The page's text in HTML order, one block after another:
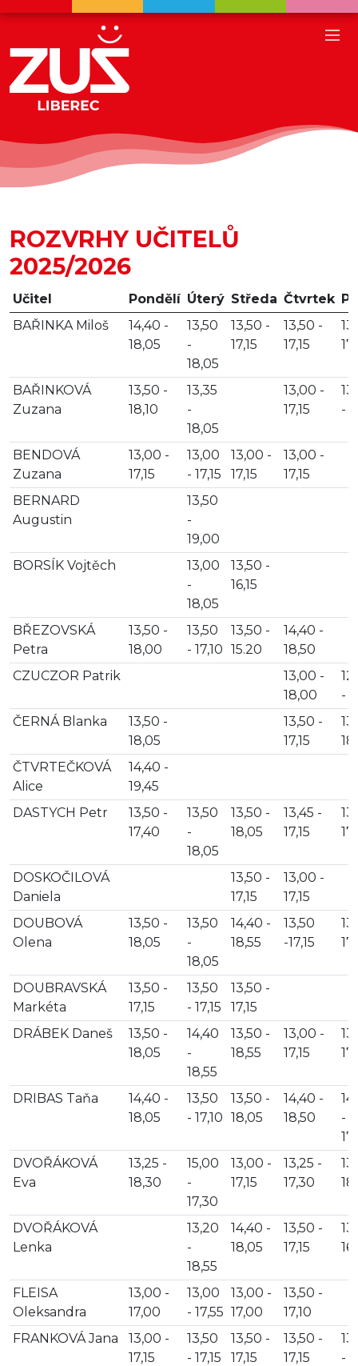
ROZVRHY UČITELŮ
2025/2026
Učitel Pondělí Úterý Středa Čtvrtek
BAŘINKA Miloš
14,40 -
18,05
13,50
-
18,05
13,50 -
17,15
13,50 -
17,15
BAŘINKOVÁ
Zuzana
13,50 -
18,10
13,35
-
18,05
13,00 -
17,15
-
BENDOVÁ
Zuzana
13,00 -
17,15
13,00
- 17,15
13,00 -
17,15
13,00 -
17,15
BERNARD
Augustin
13,50
-
19,00
BORSÍK Vojtěch
13,00
-
18,05
13,50 -
16,15
BŘEZOVSKÁ
Petra
13,50 -
18,00
13,50
- 17,10
13,50 -
15.20
14,40 -
18,50
CZUCZOR Patrik
13,00 -
18,00
-
ČERNÁ Blanka
13,50 -
18,05
13,50 -
17,15
ČTVRTEČKOVÁ
Alice
14,40 -
19,45
DASTYCH Petr
13,50 -
17,40
13,50
-
18,05
13,50 -
18,05
13,45 -
17,15
DOSKOČILOVÁ
Daniela
13,50 -
17,15
13,00 -
17,15
DOUBOVÁ
Olena
13,50 -
18,05
13,50
-
18,05
14,40 -
18,55
13,50
-17,15
DOUBRAVSKÁ
Markéta
13,50 -
17,15
13,50
- 17,15
13,50 -
17,15
DRÁBEK Daneš
13,50 -
18,05
14,40
-
18,55
13,50 -
18,55
13,00 -
17,15
DRIBAS Taňa
14,40 -
18,05
13,50
- 17,10
13,50 -
18,05
14,40 -
18,50
-
DVOŘÁKOVÁ
Eva
13,25 -
18,30
15,00
-
17,30
13,00 -
17,15
13,25 -
17,30
DVOŘÁKOVÁ
Lenka
13,20
-
18,55
14,40 -
18,05
13,50 -
17,15
FLEISA
Oleksandra
13,00 -
17,00
13,00
- 17,55
13,00 -
17,00
13,50 -
17,10
FRANKOVÁ Jana
13,00 -
17,15
13,50
- 17,15
13,50 -
17,15
13,50 -
17,15
-